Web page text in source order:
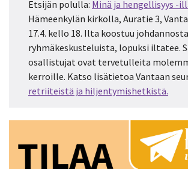
Etsijän polulla: Minä ja hengellisyys -
Hämeenkylän kirkolla, Auratie 3,
17.4. kello 18. Ilta koostuu
ryhmäkeskusteluista, lopuksi iltatee.
osallistujat ovat tervetulleita
kerroille. Katso lisätietoa Vantaan
retriiteistä ja hiljentymishetkistä.